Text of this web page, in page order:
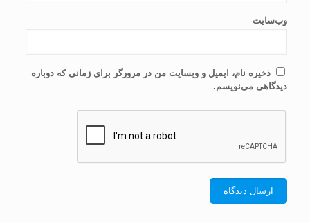
وب‌سایت
ذخیره نام، ایمیل و وبسایت من در مرورگر برای زمانی که دوباره
دیدگاهی می‌نویسم.